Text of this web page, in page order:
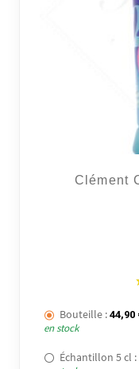
Clément
Bouteille : 44,90
en stock
Échantillon 5 cl :